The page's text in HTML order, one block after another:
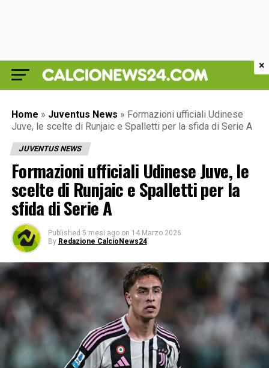
Home » Juventus News » Formazioni ufficiali Udinese
Juve, le scelte di Runjaic e Spalletti per la sfida di Serie A
JUVENTUS NEWS
Formazioni ufficiali Udinese Juve, le
scelte di Runjaic e Spalletti per la
sfida di Serie A
Published 5 mesi ago on 14 Marzo 2026
By Redazione CalcioNews24
×